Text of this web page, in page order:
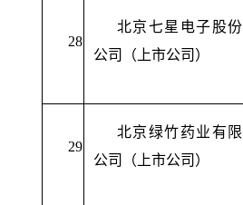
28
北京七星电子股份
公司（上市公司）
29
北京绿竹药业有限
公司（上市公司）